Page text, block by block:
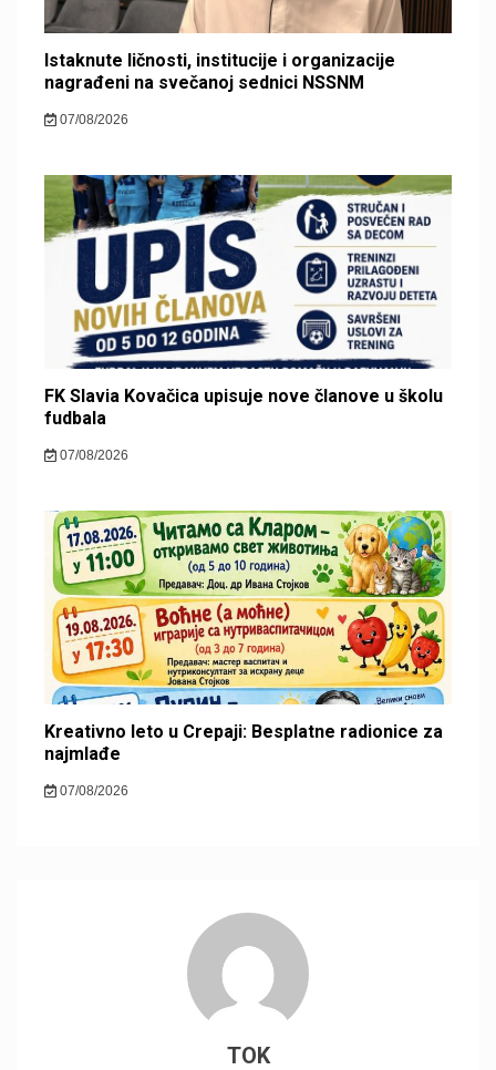
Istaknute ličnosti, institucije i organizacije
nagrađeni na svečanoj sednici NSSNM
07/08/2026
FK Slavia Kovačica upisuje nove članove u školu
fudbala
07/08/2026
Kreativno leto u Crepaji: Besplatne radionice za
najmlađe
07/08/2026
TOK